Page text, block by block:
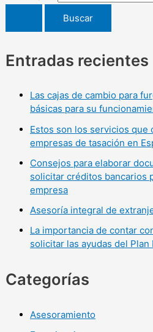
Entradas recientes
Las cajas de cambio para
básicas para su
Estos son los servicios que
empresas de tasación en
Consejos para elaborar
solicitar créditos bancarios
empresa
Asesoría integral de
La importancia de contar
solicitar las ayudas del Plan
Categorías
Asesoramiento